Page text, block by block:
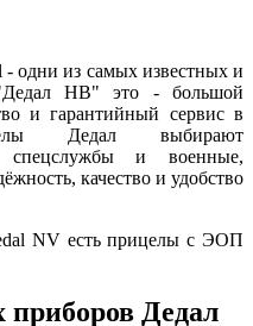
одни из самых известных и
НВ" это - большой
и гарантийный сервис в
Дедал выбирают
спецслужбы и военные,
качество и удобство
NV есть прицелы с ЭОП
Дедал